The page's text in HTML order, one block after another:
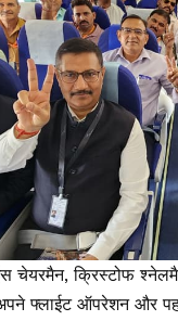
चेयरमैन, क्रिस्टोफ
फ्लाईट ऑपरेशन और